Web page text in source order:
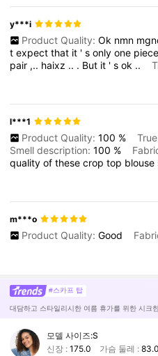
y***i
Product Quality: Ok nmn
texpectthat it 'sonlyone piece
pair ,.. haixz .. . But it 'sok ..
l***1
Product Quality: 100 %
Smell description:100 %
qualityofthesecroptop blouse
m***o
Product Quality: Good
#스카프 탑
대담하고 스타일리시한 여름 휴가를 위한 시크
모델 사이즈:S
신장 : 175.0 가슴 둘레 :83.0